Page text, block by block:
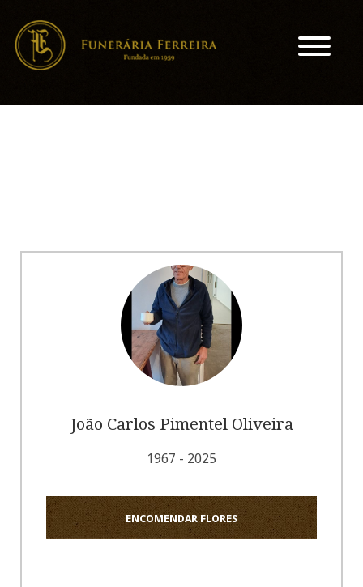
João Carlos Pimentel Oliveira
1967 - 2025
ENCOMENDAR FLORES